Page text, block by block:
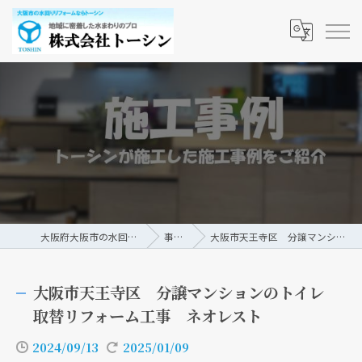
大阪府大阪市の水回りリフォームなら株式会社トーシン 事例/ブログ 大阪市天王寺区 分譲マンションのトイレ取替リフォーム工事 ネオレスト
大阪市天王寺区 分譲マンションのトイレ
取替リフォーム工事 ネオレスト
2024/09/13 2025/01/09